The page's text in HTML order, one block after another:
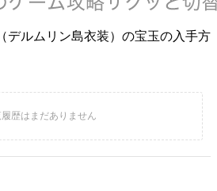
デルムリン島衣装）の宝玉の入手方